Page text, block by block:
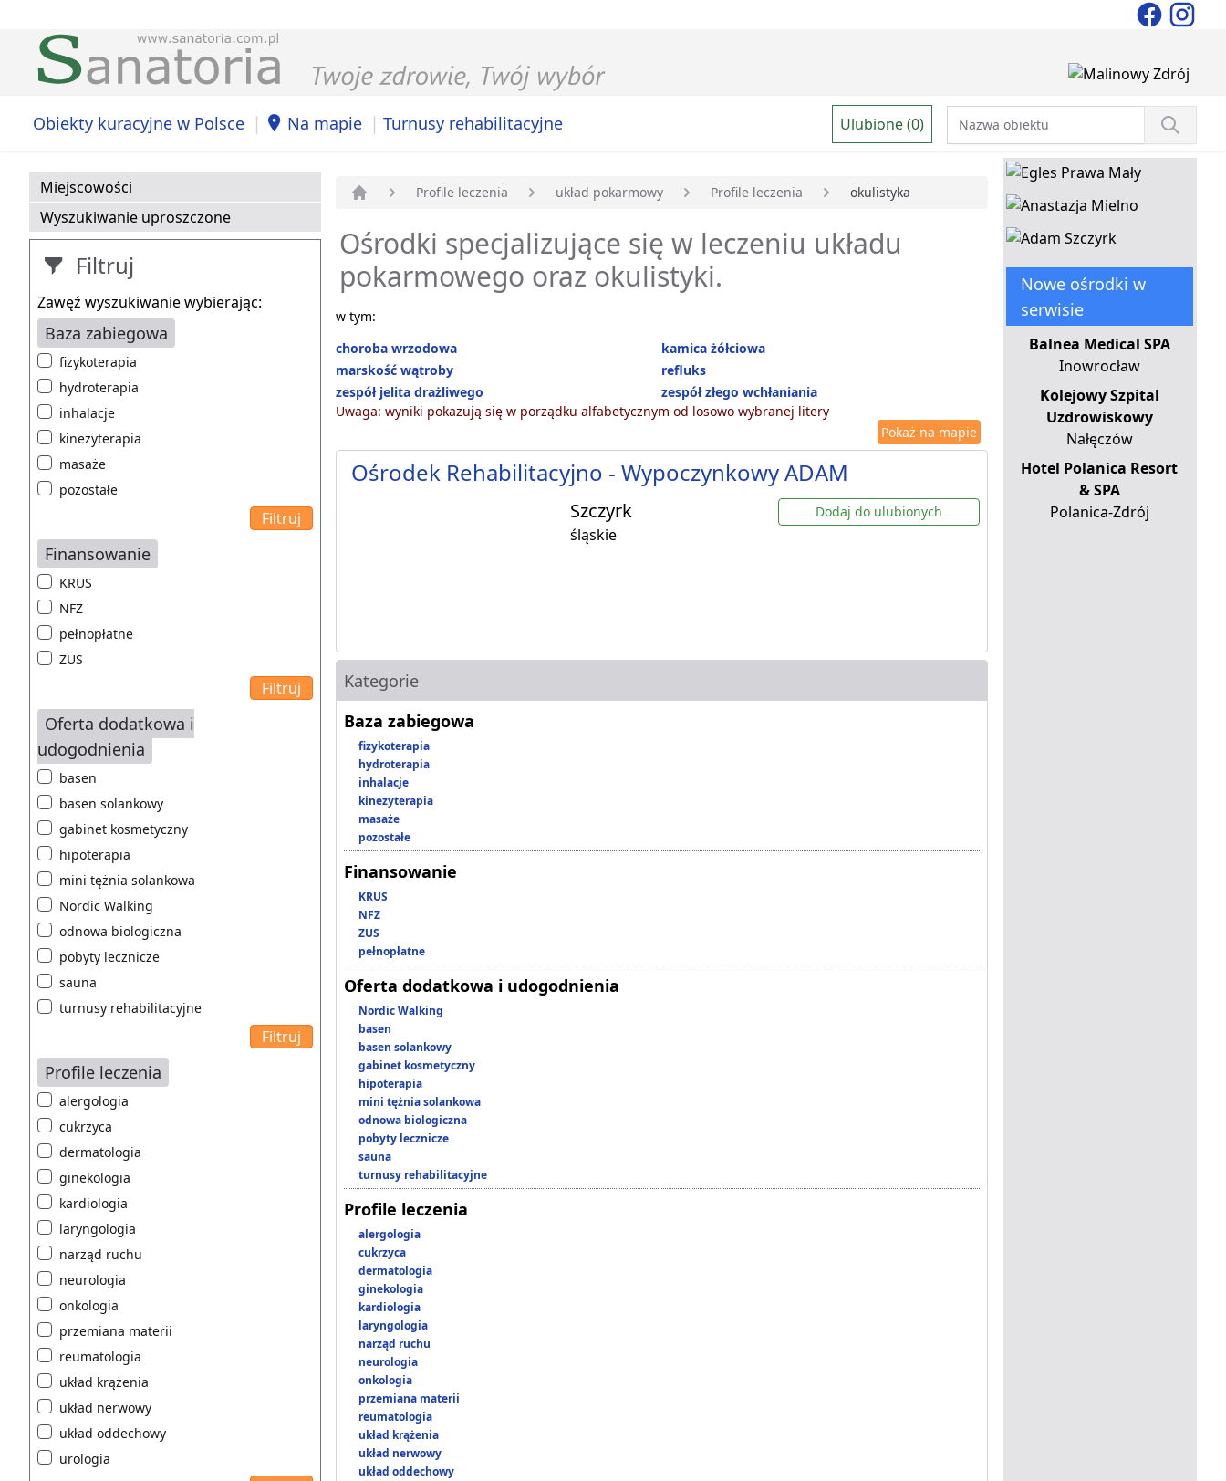
Obiekty kuracyjne w Polsce | Na mapie | Turnusy rehabilitacyjne Ulubione (0)
Miejscowości
Wyszukiwanie uproszczone
Filtruj
Zawęź wyszukiwanie wybierając:
Baza zabiegowa
fizykoterapia
hydroterapia
inhalacje
kinezyterapia
masaże
pozostałe
Finansowanie
KRUS
NFZ
pełnopłatne
ZUS
Oferta dodatkowa i
udogodnienia
basen
basen solankowy
gabinet kosmetyczny
hipoterapia
mini tężnia solankowa
Nordic Walking
odnowa biologiczna
pobyty lecznicze
sauna
turnusy rehabilitacyjne
Profile leczenia
alergologia
cukrzyca
dermatologia
ginekologia
kardiologia
laryngologia
narząd ruchu
neurologia
onkologia
przemiana materii
reumatologia
układ krążenia
układ nerwowy
układ oddechowy
urologia
Profile leczenia układ pokarmowy Profile leczenia okulistyka
Ośrodki specjalizujące się w leczeniu układu
pokarmowego oraz okulistyki.
w tym:
choroba wrzodowa
kamica żółciowa
marskość wątroby
refluks
zespół jelita drażliwego
zespół złego wchłaniania
Uwaga: wyniki pokazują się w porządku alfabetycznym od losowo wybranej litery
Pokaż na mapie
Ośrodek Rehabilitacyjno - Wypoczynkowy ADAM
Szczyrk
śląskie
Dodaj do ulubionych
Kategorie
Baza zabiegowa
fizykoterapia
hydroterapia
inhalacje
kinezyterapia
masaże
pozostałe
Finansowanie
KRUS
NFZ
ZUS
pełnopłatne
Oferta dodatkowa i udogodnienia
Nordic Walking
basen
basen solankowy
gabinet kosmetyczny
hipoterapia
mini tężnia solankowa
odnowa biologiczna
pobyty lecznicze
sauna
turnusy rehabilitacyjne
Profile leczenia
alergologia
cukrzyca
dermatologia
ginekologia
kardiologia
laryngologia
narząd ruchu
neurologia
onkologia
przemiana materii
reumatologia
układ krążenia
układ nerwowy
układ oddechowy
Nowe ośrodki w
serwisie
Balnea Medical SPA
Inowrocław
Kolejowy Szpital
Uzdrowiskowy
Nałęczów
Hotel Polanica Resort
& SPA
Polanica-Zdrój